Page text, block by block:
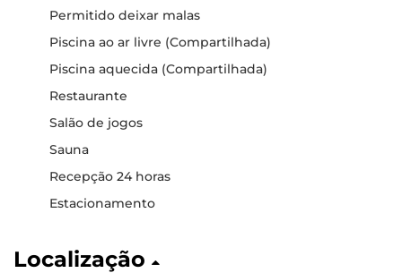
Permitido deixar malas
Piscina ao ar livre (Compartilhada)
Piscina aquecida (Compartilhada)
Restaurante
Salão de jogos
Sauna
Recepção 24 horas
Estacionamento
Localização